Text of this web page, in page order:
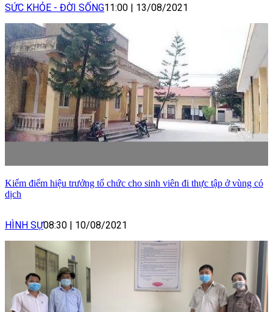
SỨC KHỎE - ĐỜI SỐNG11:00 13/08/2021
Kiểm điểm hiệu trưởng tổ chức cho sinh viên đi thực tập ở vùng có
dịch
HÌNH SỰ08:30 | 10/08/2021